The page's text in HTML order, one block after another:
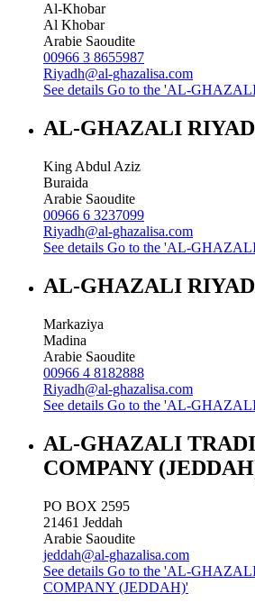
Al-Khobar
Al Khobar
Arabie Saoudite
00966 3 8655987
Riyadh@al-ghazalisa.com
See details Go to the 'AL-
AL-GHAZALI
King Abdul Aziz
Buraida
Arabie Saoudite
00966 6 3237099
Riyadh@al-ghazalisa.com
See details Go to the 'AL-
AL-GHAZALI
Markaziya
Madina
Arabie Saoudite
00966 4 8182888
Riyadh@al-ghazalisa.com
See details Go to the 'AL-
AL-GHAZALI
COMPANY
PO BOX 2595
21461 Jeddah
Arabie Saoudite
jeddah@al-ghazalisa.com
See details Go to the 'AL-
COMPANY (JEDDAH)'